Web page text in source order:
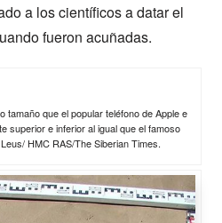
a los científicos a datar el
fueron acuñadas.
tamaño que el popular teléfono de Apple e
superior e inferior al igual que el famoso
HMC RAS/The Siberian Times.